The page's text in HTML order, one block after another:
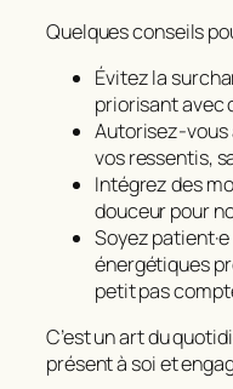
Quelques conseils
Évitez la
priorisant avec
Autorisez-vous
vos ressentis,
Intégrez des
douceur pour
Soyez
énergétiques
petit pas
C’est un art du
présent à soiet